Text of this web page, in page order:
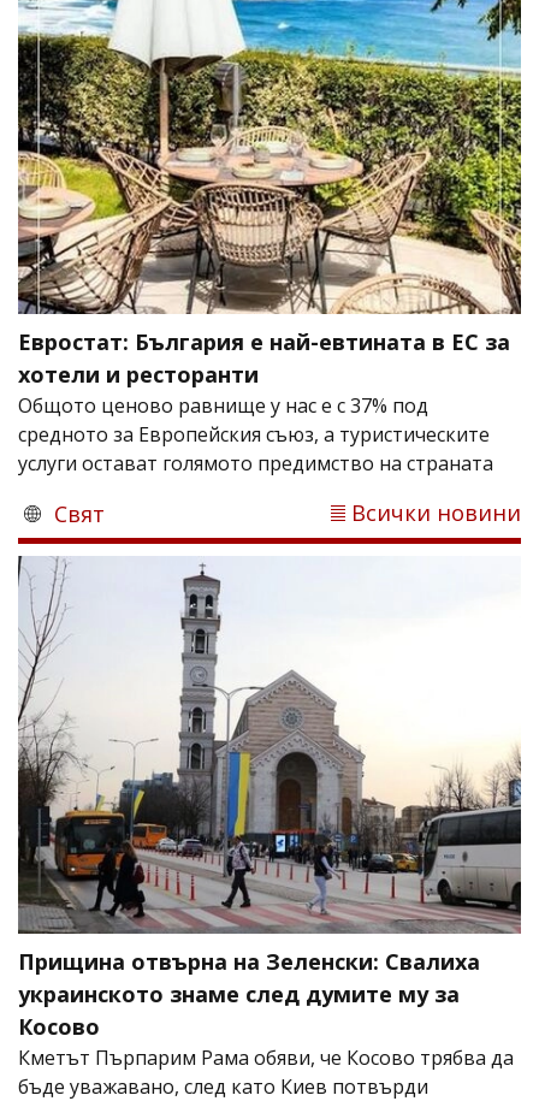
Евростат: България е най-евтината в ЕС за
хотели и ресторанти
Общото ценово равнище у нас е с 37% под
средното за Европейския съюз, а туристическите
услуги остават голямото предимство на страната
Свят Всички новини
Прищина отвърна на Зеленски: Свалиха
украинското знаме след думите му за
Косово
Кметът Пърпарим Рама обяви, че Косово трябва да
бъде уважавано, след като Киев потвърди